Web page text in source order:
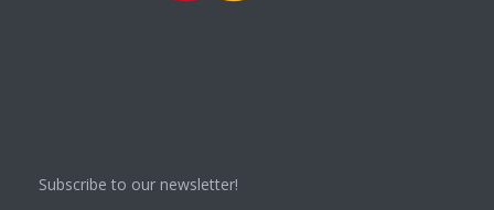
Subscribe to our newsletter!